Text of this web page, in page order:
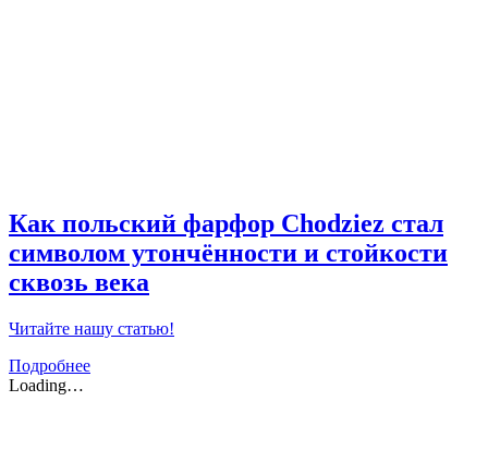
Как польский фарфор Chodziez стал
символом утончённости и стойкости
сквозь века
Читайте нашу статью!
Подробнее
Loading…